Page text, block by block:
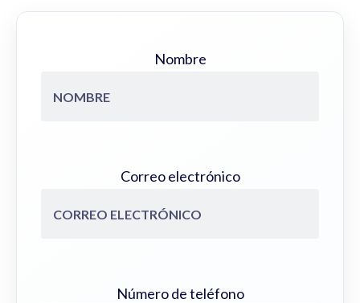
Nombre
Correo electrónico
Número de teléfono